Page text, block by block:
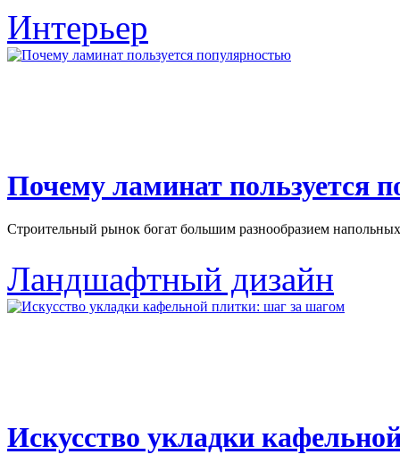
Интерьер
Почему ламинат пользуется
Строительный рынок богат большим разнообразием
Ландшафтный дизайн
Искусство укладки